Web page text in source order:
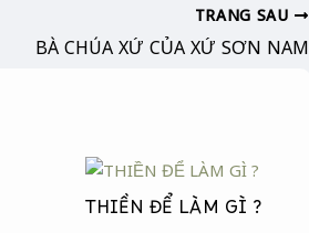
TRANG SAU
BÀ CHÚA XỨ CỦA XỨ SƠN NAM
THIỀN ĐỂ LÀM GÌ ?